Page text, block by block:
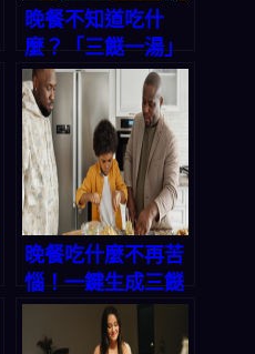
晚餐不知道吃什
麼？「三餸一湯」
一鍵生成，讓你輕
鬆搞定今晚菜單｜
2026 轉化率優化
專題
晚餐吃什麼不再苦
惱！一鍵生成三餸
一湯，讓你天天輕
鬆上菜